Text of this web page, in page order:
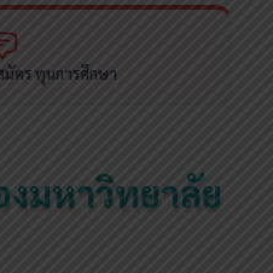
คร ทุนการศึกษา
มหาวิทยาลัย